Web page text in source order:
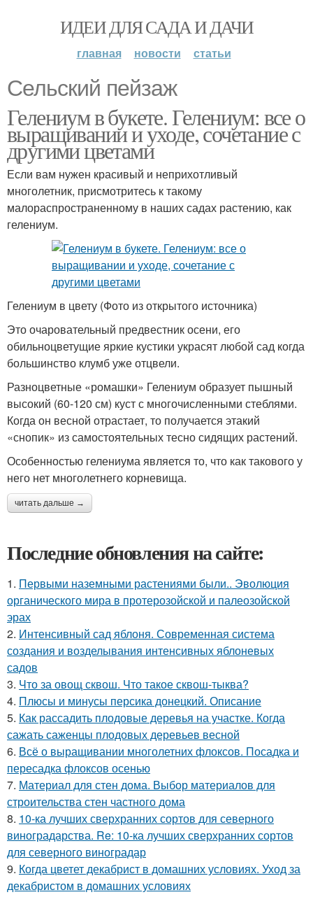
ИДЕИ ДЛЯ САДА И ДАЧИ
главная новости статьи
Сельский пейзаж
Гелениум в букете. Гелениум: все о
выращивании и уходе, сочетание с
другими цветами
Если вам нужен красивый и неприхотливый
многолетник, присмотритесь к такому
малораспространенному в наших садах растению, как
гелениум.
Гелениум в цвету (Фото из открытого источника)
Это очаровательный предвестник осени, его
обильноцветущие яркие кустики украсят любой сад когда
большинство клумб уже отцвели.
Разноцветные «ромашки» Гелениум образует пышный
высокий (60-120 см) куст с многочисленными стеблями.
Когда он весной отрастает, то получается этакий
«снопик» из самостоятельных тесно сидящих растений.
Особенностью гелениума является то, что как такового у
него нет многолетнего корневища.
читать дальше →
Последние обновления на сайте:
1. Первыми наземными растениями были.. Эволюция
органического мира в протерозойской и палеозойской
эрах
2. Интенсивный сад яблоня. Современная система
создания и возделывания интенсивных яблоневых
садов
3. Что за овощ сквош. Что такое сквош-тыква?
4. Плюсы и минусы персика донецкий. Описание
5. Как рассадить плодовые деревья на участке. Когда
сажать саженцы плодовых деревьев весной
6. Всё о выращивании многолетних флоксов. Посадка и
пересадка флоксов осенью
7. Материал для стен дома. Выбор материалов для
строительства стен частного дома
8. 10-ка лучших сверхранних сортов для северного
виноградарства. Re: 10-ка лучших сверхранних сортов
для северного виноградар
9. Когда цветет декабрист в домашних условиях. Уход за
декабристом в домашних условиях